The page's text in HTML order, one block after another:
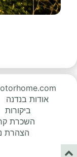
אודות בנדנה
ביקורות
השכרת
הצהרת